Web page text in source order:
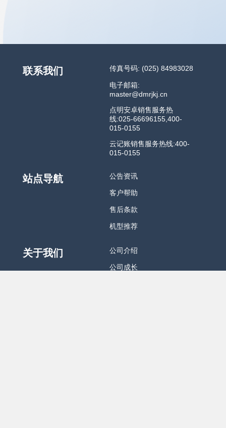
联系我们 传真号码: (025) 84983028
电子邮箱:
master@dmrjkj.cn
点明安卓销售服务热
线:025-66696155,400-
015-0155
云记账销售服务热线:400-
015-0155
站点导航 公告资讯
客户帮助
售后条款
机型推荐
关于我们 公司介绍
公司成长